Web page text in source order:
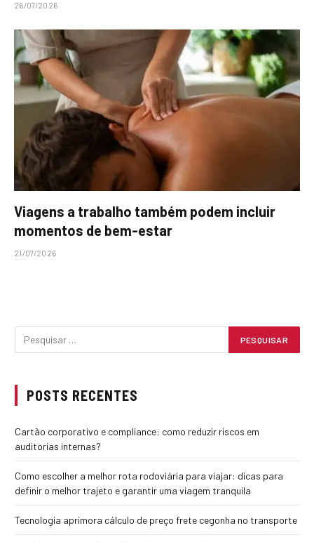
26/07/2026
Viagens a trabalho também podem incluir
momentos de bem-estar
21/07/2026
POSTS RECENTES
Cartão corporativo e compliance: como reduzir riscos em
auditorias internas?
Como escolher a melhor rota rodoviária para viajar: dicas para
definir o melhor trajeto e garantir uma viagem tranquila
Tecnologia aprimora cálculo de preço frete cegonha no transporte